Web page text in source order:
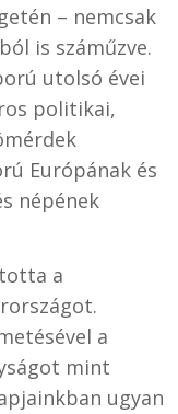
– nemcsak
is száműzve.
utolsó évei
politikai,
Európának és
népének
a
a
mint
ugyan